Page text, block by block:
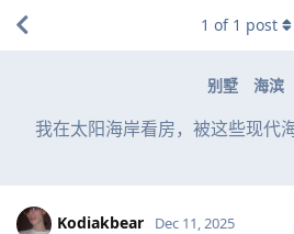
别墅 海滨
我在太阳海岸看房，被这些现代
1 of 1 post
Kodiakbear Dec 11, 2025